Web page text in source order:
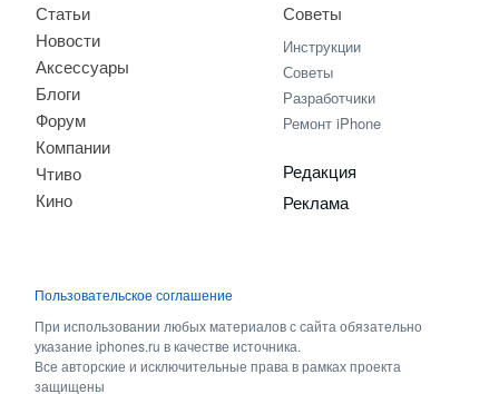
Статьи
Новости
Аксессуары
Блоги
Форум
Компании
Чтиво
Кино
Советы
Инструкции
Советы
Разработчики
Ремонт iPhone
Редакция
Реклама
Пользовательское соглашение
При использовании любых материалов с сайта обязательно
указание iphones.ru в качестве источника.
Все авторские и исключительные права в рамках проекта
защищены